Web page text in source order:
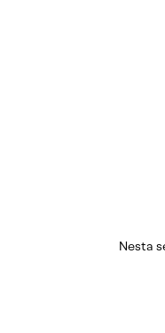
Nesta